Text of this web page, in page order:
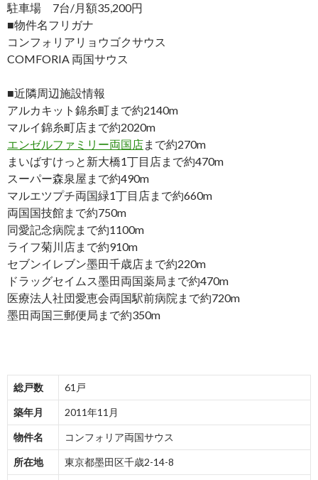
駐車場 7台/月額35,200円
■物件名フリガナ
コンフォリアリョウゴクサウス
COMFORIA 両国サウス
■近隣周辺施設情報
アルカキット錦糸町まで約2140m
マルイ錦糸町店まで約2020m
エンゼルファミリー両国店まで約270m
まいばすけっと新大橋1丁目店まで約470m
スーパー森泉屋まで約490m
マルエツプチ両国緑1丁目店まで約660m
両国国技館まで約750m
同愛記念病院まで約1100m
ライフ菊川店まで約910m
セブンイレブン墨田千歳店まで約220m
ドラッグセイムス墨田両国薬局まで約470m
医療法人社団愛恵会両国駅前病院まで約720m
墨田両国三郵便局まで約350m
総戸数 61戸
築年月 2011年11月
物件名 コンフォリア両国サウス
所在地 東京都墨田区千歳2-14-8